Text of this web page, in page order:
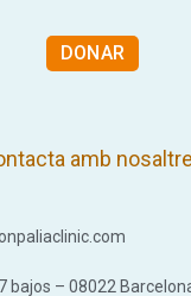
DONAR
amb
bajos – 08022